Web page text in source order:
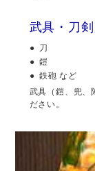
武具・刀
刀
鎧
鉄砲 など
武具（鎧、兜、
ださい。